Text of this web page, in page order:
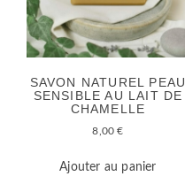
SAVON NATUREL PEAU
SENSIBLE AU LAIT DE
CHAMELLE
8,00€
Ajouter au panier